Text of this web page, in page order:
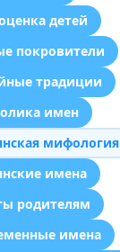
детей
покровители
традиции
имен
мифология
имена
родителям
имена